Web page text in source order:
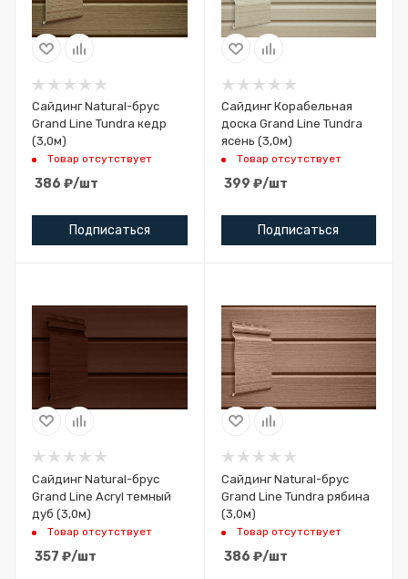
Сайдинг Natural-брус
Grand Line Tundra кедр
(3,0м)
Товар отсутствует
386 ₽/шт
Подписаться
Сайдинг Корабельная
доска Grand Line Tundra
ясень (3,0м)
Товар отсутствует
399 ₽/шт
Подписаться
Сайдинг Natural-брус
Grand Line Acryl темный
дуб (3,0м)
Товар отсутствует
357 ₽/шт
Сайдинг Natural-брус
Grand Line Tundra рябина
(3,0м)
Товар отсутствует
386 ₽/шт